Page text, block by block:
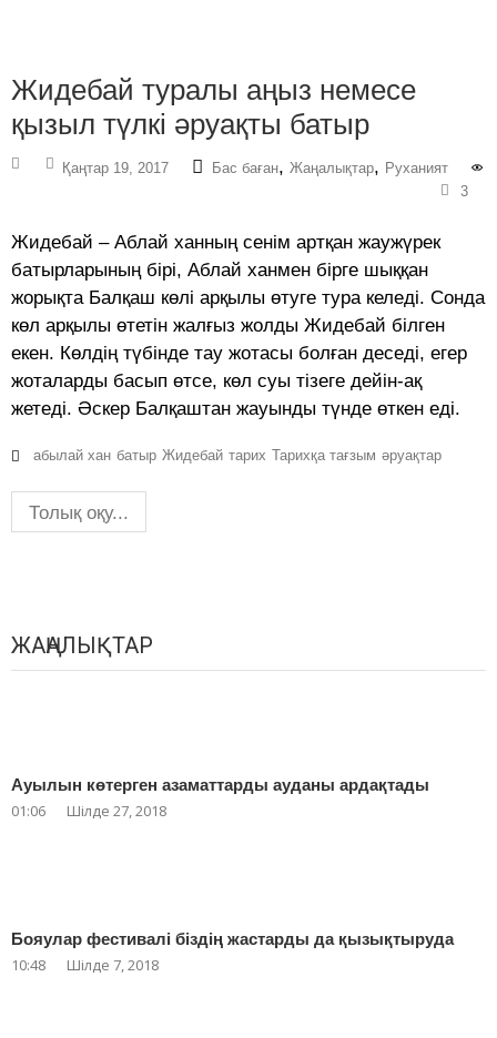
Жидебай туралы аңыз немесе
қызыл түлкі әруақты батыр
Қаңтар 19, 2017 Бас баған, Жаңалықтар, Руханият
3
Жидебай – Аблай ханның сенім артқан жаужүрек
батырларының бірі, Аблай ханмен бірге шыққан
жорықта Балқаш көлі арқылы өтуге тура келеді. Сонда
көл арқылы өтетін жалғыз жолды Жидебай білген
екен. Көлдің түбінде тау жотасы болған деседі, егер
жоталарды басып өтсе, көл суы тізеге дейін-ақ
жетеді. Әскер Балқаштан жауынды түнде өткен еді.
абылай хан батыр Жидебай тарих Тарихқа тағзым әруақтар
Толық оқу...
ЖАҢАЛЫҚТАР
Ауылын көтерген азаматтарды ауданы ардақтады
01:06 Шілде 27, 2018
Бояулар фестивалі біздің жастарды да қызықтыруда
10:48 Шілде 7, 2018